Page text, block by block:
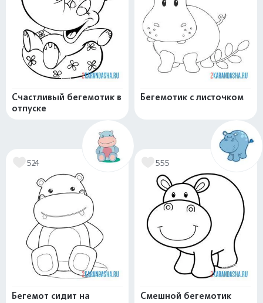
Счастливый бегемотик в
отпуске
Бегемотик с листочком
524
Бегемот сидит на
555
Смешной бегемотик